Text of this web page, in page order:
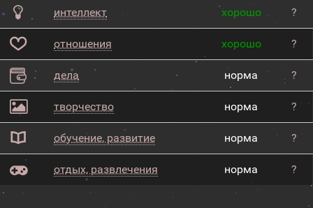
интеллект хорошо ?
отношения хорошо ?
дела норма ?
творчество норма ?
обучение, развитие норма ?
отдых, развлечения норма ?